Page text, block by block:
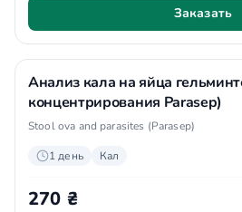
Заказать
Анализ кала на яйца
концентрирования Parasep)
Stool ova and parasites (Parasep)
1 день Кал
270 ₴